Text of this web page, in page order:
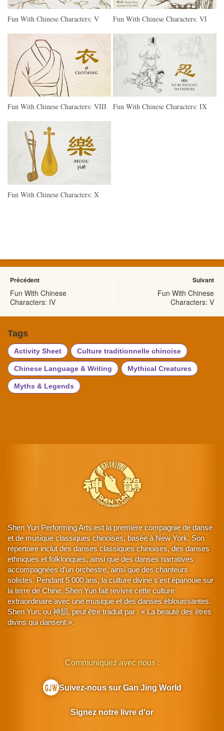
Fun With Chinese Characters: V Fun With Chinese Characters: VI
Fun With Chinese Characters: VIII Fun With Chinese Characters: IX
Fun With Chinese Characters: X
Précédent
Fun With Chinese
Characters: IV
Suivant
Fun With Chinese
Characters: V
Tags
Activity Sheet Culture traditionnelle chinoise
Chinese Language & Writing Mythical Creatures
Myths & Legends
Shen Yun Performing Arts est la première compagnie de danse
et de musique classiques chinoises, basée à New York. Son
répertoire inclut des danses classiques chinoises, des danses
ethniques et folkloriques, ainsi que des danses narratives
accompagnées d’un orchestre, ainsi que des chanteurs
solistes. Pendant 5 000 ans, la culture divine s'est épanouie sur
la terre de Chine. Shen Yun fait revivre cette culture
extraordinaire avec une musique et des danses éblouissantes.
Shen Yun, ou 神韻, peut être traduit par : « La beauté des êtres
divins qui dansent ».
Communiquez avec nous :
Suivez-nous sur Gan Jing World
Signez notre livre d'or